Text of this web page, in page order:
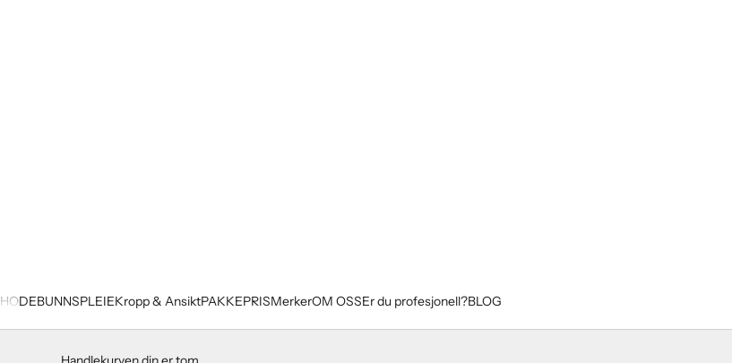
HODEBUNNSPLEIEKropp & AnsiktPAKKEPRISMerkerOM OSSEr du profesjonell?BLOG